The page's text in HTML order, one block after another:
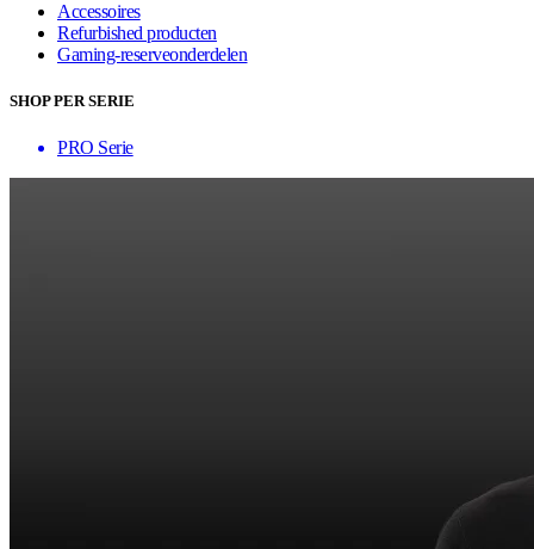
Accessoires
Refurbished producten
Gaming-reserveonderdelen
SHOP PER SERIE
PRO Serie